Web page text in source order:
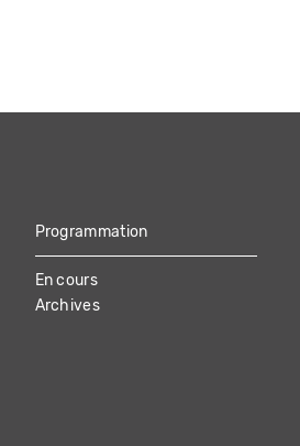
Programmation
En cours
Archives